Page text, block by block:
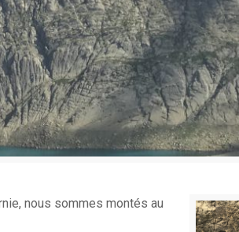
nous sommes montés au